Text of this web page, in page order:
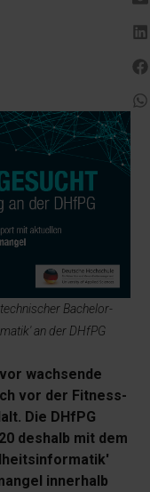
Bachelor-
an der DHfPG
wachsende
vor der Fitness-
Die DHfPG
deshalb mit dem
innerhalb